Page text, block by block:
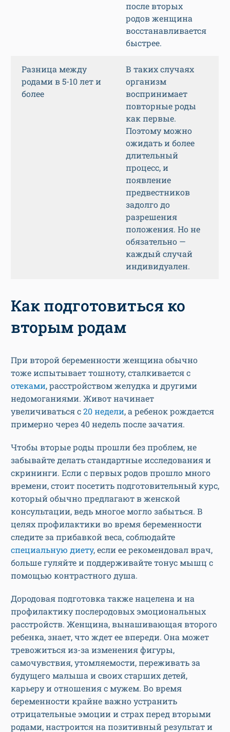
после вторых
родов женщина
восстанавливается
быстрее.
Разница между
родами в 5-10 лет и
более
В таких случаях
организм
воспринимает
повторные роды
как первые.
Поэтому можно
ожидать и более
длительный
процесс, и
появление
предвестников
задолго до
разрешения
положения. Но не
обязательно —
каждый случай
индивидуален.
Как подготовиться ко
вторым родам
При второй беременности женщина обычно
тоже испытывает тошноту, сталкивается с
отеками, расстройством желудка и другими
недомоганиями. Живот начинает
увеличиваться с20 недели, а ребенок рождается
примерно через 40 недель после зачатия.
Чтобы вторые роды прошли без проблем, не
забывайте делать стандартные исследования и
скрининги. Если с первых родов прошло много
времени, стоит посетить подготовительный курс,
который обычно предлагают в женской
консультации, ведь многое могло забыться. В
целях профилактики во время беременности
следите за прибавкой веса, соблюдайте
специальную диету, если ее рекомендовал врач,
больше гуляйте и поддерживайте тонус мышц с
помощью контрастного душа.
Дородовая подготовка также нацелена и на
профилактику послеродовых эмоциональных
расстройств. Женщина, вынашивающая второго
ребенка, знает, что ждет ее впереди. Она может
тревожиться из-за изменения фигуры,
самочувствия, утомляемости, переживать за
будущего малыша и своих старших детей,
карьеру и отношения с мужем. Во время
беременности крайне важно устранить
отрицательные эмоции и страх перед вторыми
родами, настроится на позитивный результат и